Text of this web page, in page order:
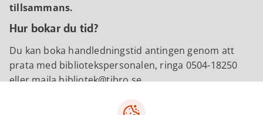
tillsammans.
Hur bokar du tid?
Du kan boka handledningstid antingen genom att
prata med bibliotekspersonalen, ringa 0504-18250
eller maila bibliotek@tibro.se